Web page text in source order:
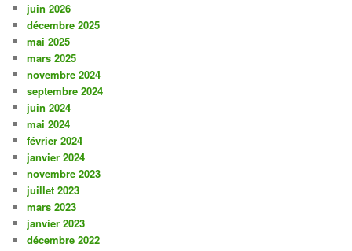
juin 2026
décembre 2025
mai 2025
mars 2025
novembre 2024
septembre 2024
juin 2024
mai 2024
février 2024
janvier 2024
novembre 2023
juillet 2023
mars 2023
janvier 2023
décembre 2022